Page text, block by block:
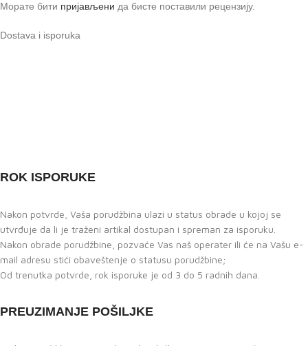
Морате бити пријављени да бисте поставили рецензију.
Dostava i isporuka
ROK ISPORUKE
Nakon potvrde, Vaša porudžbina ulazi u status obrade u kojoj se
utvrđuje da li je traženi artikal dostupan i spreman za isporuku.
Nakon obrade porudžbine, pozvaće Vas naš operater ili će na Vašu e-
mail adresu stići obaveštenje o statusu porudžbine;
Od trenutka potvrde, rok isporuke je od 3 do 5 radnih dana.
PREUZIMANJE POŠILJKE